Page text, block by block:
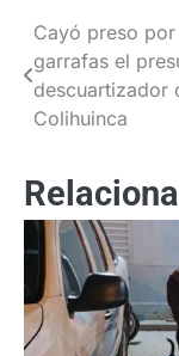
Navegación
de
entradas
Cayó preso
garrafas el
descuartizador
Colihuinca